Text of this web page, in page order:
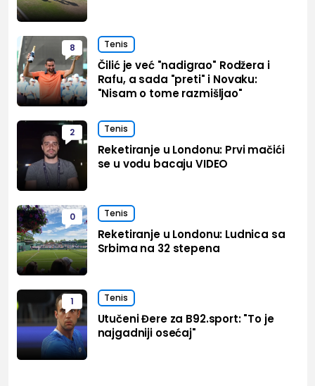
8 Tenis
Čilić je već "nadigrao" Rodžera i
Rafu, a sada "preti" i Novaku:
"Nisam o tome razmišljao"
2 Tenis
Reketiranje u Londonu: Prvi mačići
se u vodu bacaju VIDEO
0 Tenis
Reketiranje u Londonu: Ludnica sa
Srbima na 32 stepena
1 Tenis
Utučeni Đere za B92.sport: "To je
najgadniji osećaj"